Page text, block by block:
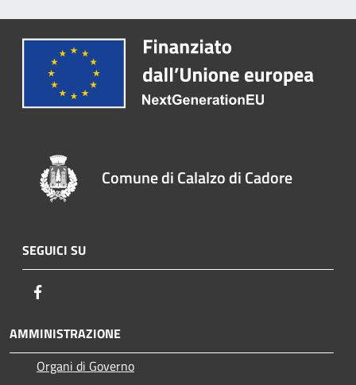
Comune di Calalzo di Cadore
SEGUICI SU
AMMINISTRAZIONE
Organi di Governo